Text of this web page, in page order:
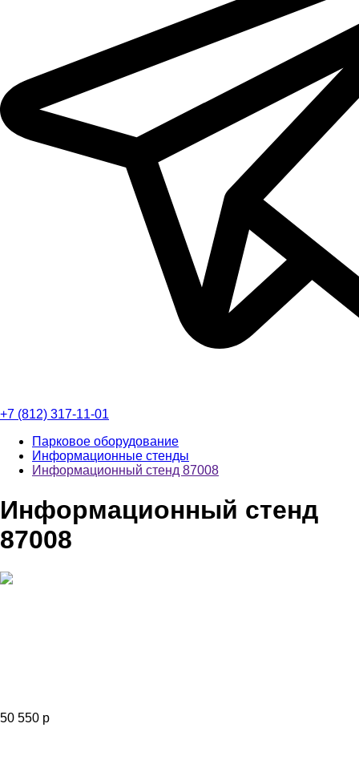
+7 (812) 317-11-01
Парковое оборудование
Информационные стенды
Информационный стенд 87008
Информационный стенд
87008
50 550 р